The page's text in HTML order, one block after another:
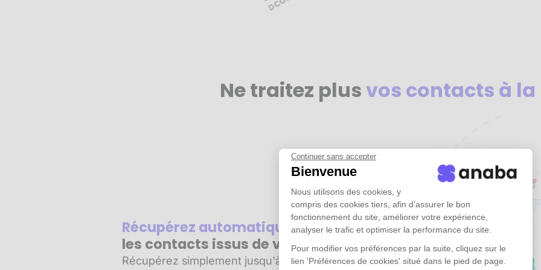
Continuer sans accepter
Bienvenue
Nous utilisons des cookies, y
compris des cookies tiers, afin d’assurer le bon
fonctionnement du site, améliorer votre expérience,
analyser le trafic et optimiser la performance du site.
Pour modifier vos préférences par la suite, cliquez sur le
lien 'Préférences de cookies' situé dans le pied de page.
Ne traitez plusvos contacts à
Récupérez automatiquementtous
les contacts issus de vos emails
Récupérez simplement jusqu'à plusieurs années